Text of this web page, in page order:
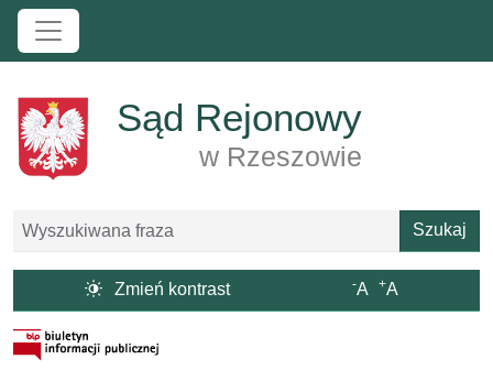
Przejdź do treści
Sąd Rejonowy
w Rzeszowie
Szukaj Szukaj
 Zmień kontrast -A +A
Strona BIP otwiera się w nowym oknie